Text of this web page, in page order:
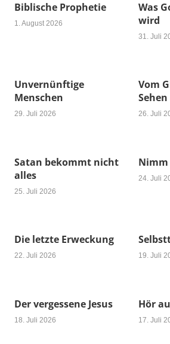
Biblische Prophetie
1. August 2026
Was
wird
31. Juli
Unvernünftige
Menschen
29. Juli 2026
Vom
Sehen
26. Juli
Satan bekommt nicht
alles
25. Juli 2026
24. Juli
Die letzte Erweckung
22. Juli 2026 19. Juli
Der vergessene Jesus
18. Juli 2026
Hör
17. Juli